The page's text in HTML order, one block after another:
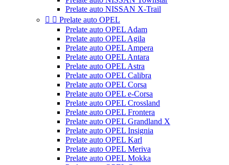
Prelate auto NISSAN X-Trail
  Prelate auto OPEL
Prelate auto OPEL Adam
Prelate auto OPEL Agila
Prelate auto OPEL Ampera
Prelate auto OPEL Antara
Prelate auto OPEL Astra
Prelate auto OPEL Calibra
Prelate auto OPEL Corsa
Prelate auto OPEL e-Corsa
Prelate auto OPEL Crossland
Prelate auto OPEL Frontera
Prelate auto OPEL Grandland X
Prelate auto OPEL Insignia
Prelate auto OPEL Karl
Prelate auto OPEL Meriva
Prelate auto OPEL Mokka